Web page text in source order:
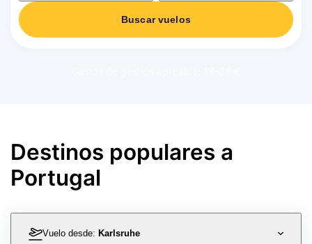
Buscar vuelos
Destinos populares a
Portugal
Vuelo desde: Karlsruhe